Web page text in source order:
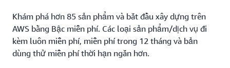
Khám phá hơn 85 sản phẩm và bắt đầu xây dựng trên
AWS bằng Bậc miễn phí. Các loại sản phẩm/dịch vụ đi
kèm luôn miễn phí, miễn phí trong 12 tháng và bản
dùng thử miễn phí thời hạn ngắn hơn.